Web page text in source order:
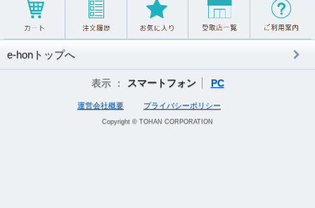
e-honトップへ
表示 ： スマートフォン PC
運営会社概要 プライバシーポリシー
Copyright © TOHAN CORPORATION